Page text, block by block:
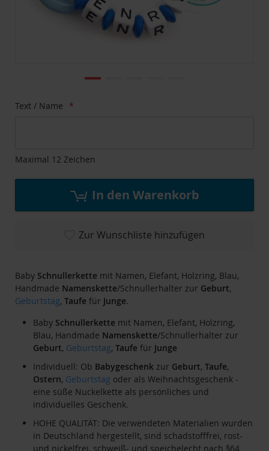
Zum
springen
Text / Name
Maximal 12 Zeichen
In den Warenkorb
Zur Wunschliste hinzufügen
Baby Schnullerkette mit Namen, Elefant, Holzring, Blau,
Handmade Namenskette/Schnullerhalter zur Geburt,
Geburtstag, Taufe für Junge.
Baby Schnullerkette mit Namen, Elefant, Holzring,
Blau, Handmade Namenskette/Schnullerhalter zur
Geburt, Geburtstag, Taufe für Junge
Individuell: Ob Babygeschenk zur Geburt, Taufe,
Ostern, Geburtstag oder als Weihnachtsgeschenk -
eine süße Nuckelkette als persönliches und
individuelles Geschenk.
HOHE QUALITÄT: Die verwendeten Materialien wurden
in Deutschland hergestellt, sind schadstofffrei, rost-
und nickelfrei, schweiß- und speichelecht nach §64